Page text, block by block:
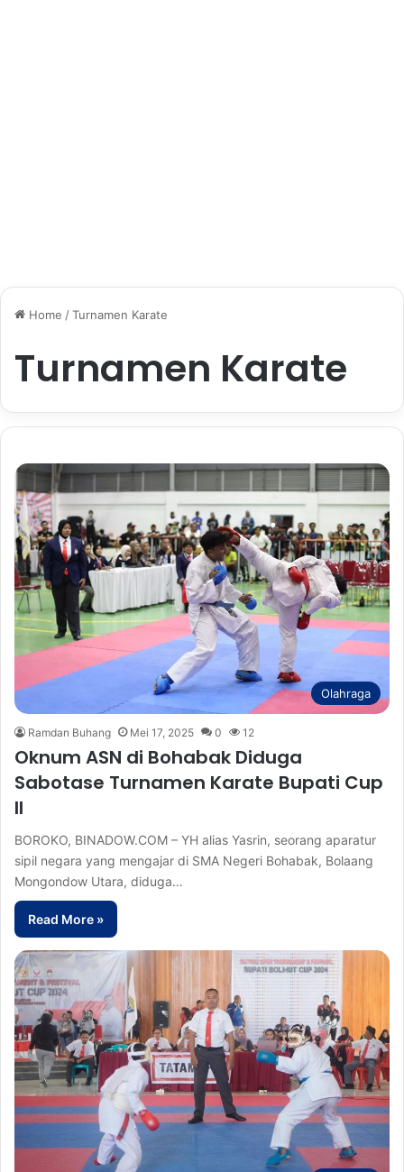
Home /Turnamen Karate
Turnamen Karate
Olahraga
Ramdan Buhang Mei 17, 2025 0 12
Oknum ASN di Bohabak Diduga
Sabotase Turnamen Karate Bupati Cup
II
BOROKO, BINADOW.COM – YH alias Yasrin, seorang aparatur
sipil negara yang mengajar di SMA Negeri Bohabak, Bolaang
Mongondow Utara, diduga…
Read More »